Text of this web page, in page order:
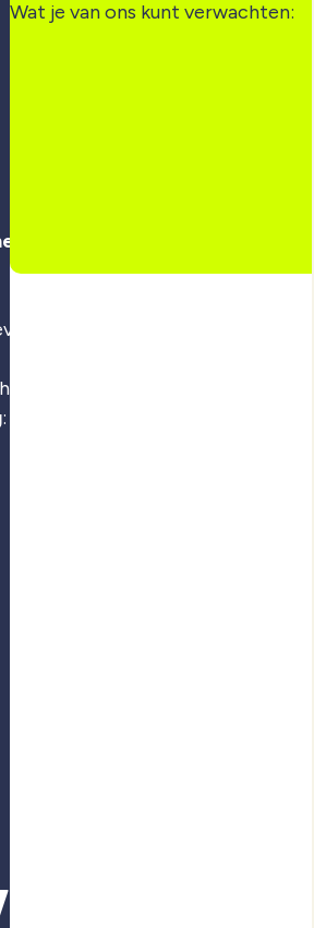
:
Wat je van ons kunt verwachten: